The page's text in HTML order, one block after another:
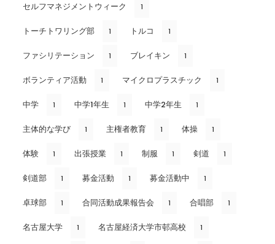
セルフマネジメントウィーク 1
トーチトワリング部 1 トルコ 1
ファシリテーション 1 ブレイキン 1
ボランティア活動 1 マイクロプラスチック 1
中学 1 中学1年生 1 中学2年生 1
主体的な学び 1 主権者教育 1 体操 1
体験 1 出張授業 1 制服 1 剣道 1
剣道部 1 募金活動 1 募金活動中 1
卓球部 1 合同活動成果報告会 1 合唱部 1
名古屋大学 1 名古屋経済大学市邨高校 1